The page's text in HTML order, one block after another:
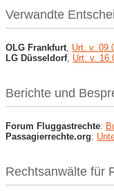
Verwandte
OLG Frankfurt Urt. v.
LG Düsseldorf, Urt. v.
Berichte und
Forum Fluggastrechte:
Passagierrechte.org:
Rechtsanwälte für